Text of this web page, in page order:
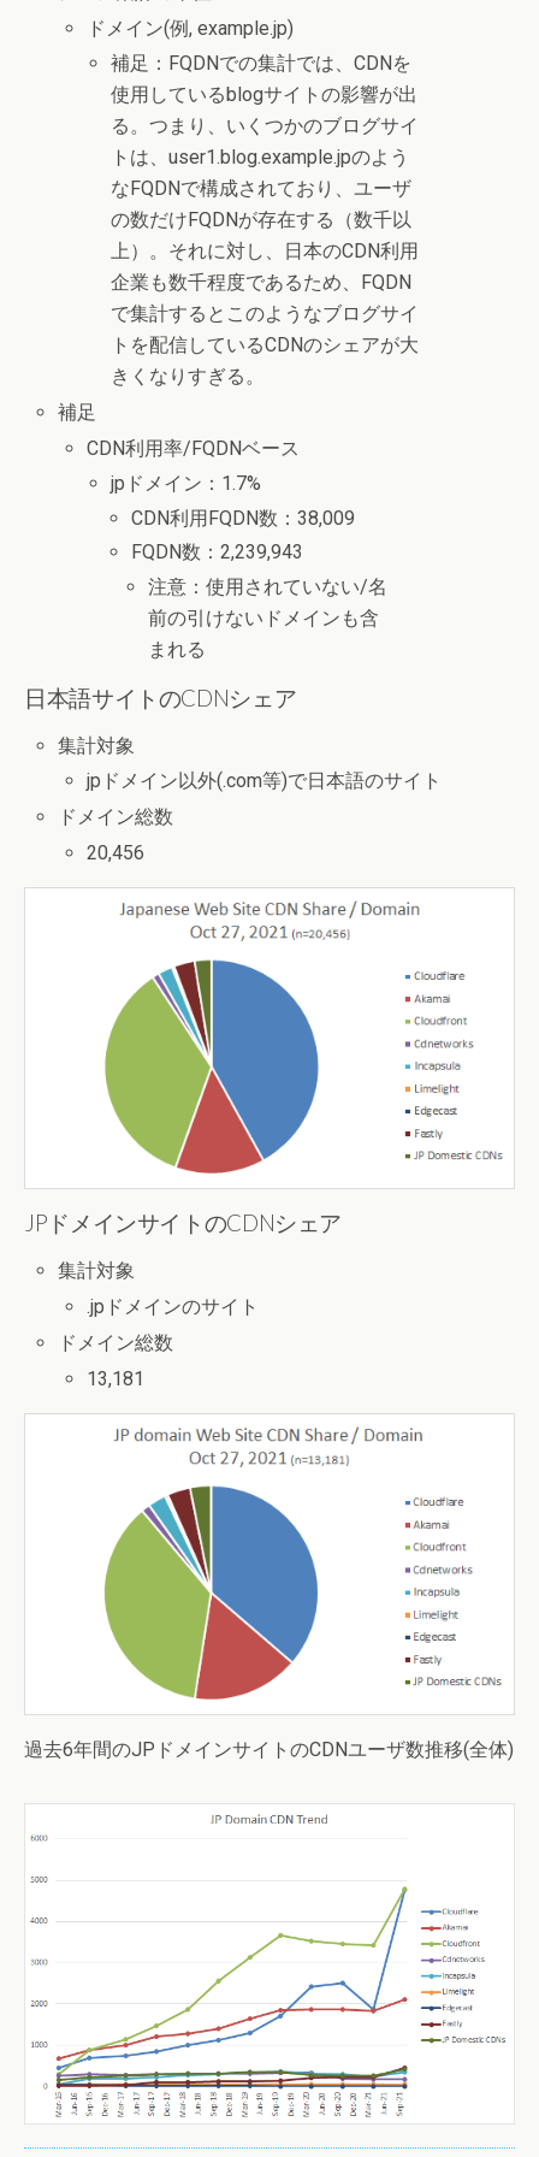
ドメイン(例, example.jp)
補足：FQDNでの集計では、CDNを
使用しているblogサイトの影響が出
る。つまり、いくつかのブログサイ
トは、user1.blog.example.jpのよう
なFQDNで構成されており、ユーザ
の数だけFQDNが存在する（数千以
上）。それに対し、日本のCDN利用
企業も数千程度であるため、FQDN
で集計するとこのようなブログサイ
トを配信しているCDNのシェアが大
きくなりすぎる。
補足
CDN利用率/FQDNベース
jpドメイン：1.7%
CDN利用FQDN数：38,009
FQDN数：2,239,943
注意：使用されていない/名
前の引けないドメインも含
まれる
日本語サイトのCDNシェア
集計対象
jpドメイン以外(.com等)で日本語のサイト
ドメイン総数
20,456
JPドメインサイトのCDNシェア
集計対象
.jpドメインのサイト
ドメイン総数
13,181
過去6年間のJPドメインサイトのCDNユーザ数推移(全体)